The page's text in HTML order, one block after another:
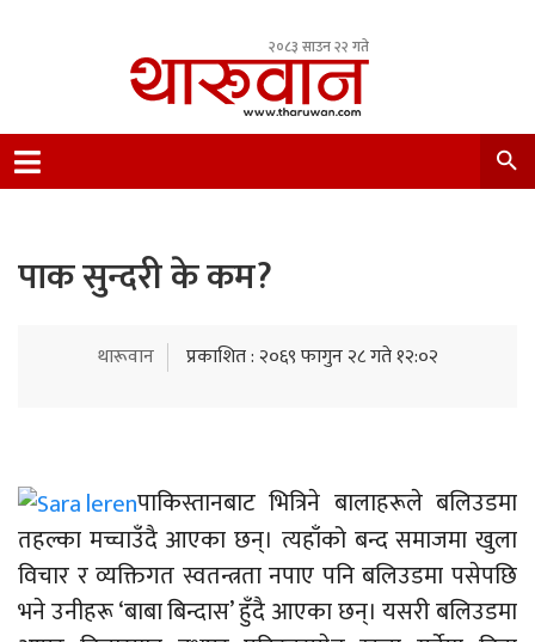
२०८३ साउन २२ गते
Nepal.
पाक सुन्दरी के कम?
थारूवान प्रकाशित : २०६९ फागुन २८ गते १२:०२
पाकिस्तानबाट भित्रिने बालाहरूले बलिउडमा
तहल्का मच्चाउँदै आएका छन्। त्यहाँको बन्द समाजमा खुला
विचार र व्यक्तिगत स्वतन्त्रता नपाए पनि बलिउडमा पसेपछि
भने उनीहरू ‘बाबा बिन्दास’ हुँदै आएका छन्। यसरी बलिउडमा